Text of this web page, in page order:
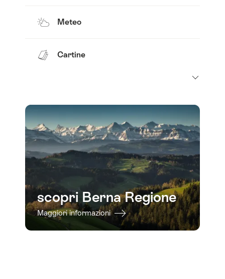
Meteo
Cartine
scopri Berna Regione
Maggiori informazioni